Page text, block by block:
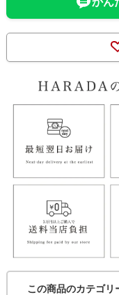
この商品のカテゴリ